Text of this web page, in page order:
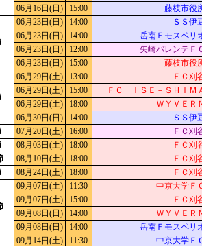
06月16日(日)
15:00 藤枝市役
06月23日(日) 14:00
ＳＳ伊
06月23日(日)
14:00
岳南Ｆモスペリ
06月23日(日)
12:00
矢崎バレンテＦ
06月23日(日)
15:00 藤枝市役
06月29日(土) 13:00
ＦＣ刈
06月29日(土)
15:00
ＦＣ ＩＳＥ－ＳＨＩＭ
06月29日(土)
18:00
ＷＹＶＥＲ
06月30日(日)
14:00
ＳＳ伊
07月20日(土) 16:00
ＦＣ刈
08月03日(土) 18:00
ＦＣ刈
08月10日(土) 18:00
ＦＣ刈
08月24日(土) 18:00 ＦＣ刈
09月07日(土) 11:30
中京大学Ｆ
09月07日(土)
15:00
ＦＣ刈
09月08日(日)
14:00
ＷＹＶＥＲ
09月08日(日)
14:00 岳南Ｆモスペリ
09月14日(土) 11:30
中京大学Ｆ